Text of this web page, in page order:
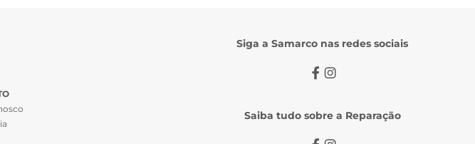
Siga a Samarco nas redes sociais
Saiba tudo sobre a Reparação